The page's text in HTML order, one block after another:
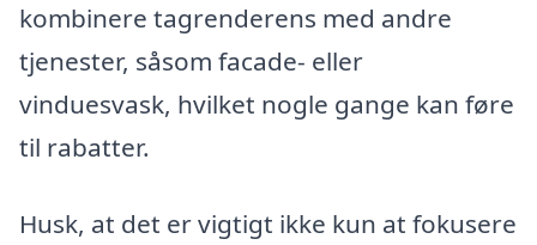
kombinere tagrenderens med andre
tjenester, såsom facade- eller
vinduesvask, hvilket nogle gange kan føre
til rabatter.
Husk, at det er vigtigt ikke kun at fokusere